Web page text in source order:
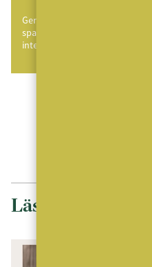
Genom att klicka på
sparar och använder dina
integritetspolicy.
Läs mer